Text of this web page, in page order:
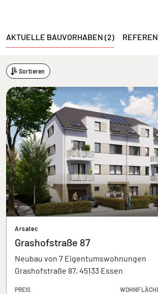
AKTUELLE BAUVORHABEN (2)
Sortieren
Arsatec
Grashofstraße 87
Neubau von 7 Eigentumswohnungen
Grashofstraße 87, 45133 Essen
PREIS